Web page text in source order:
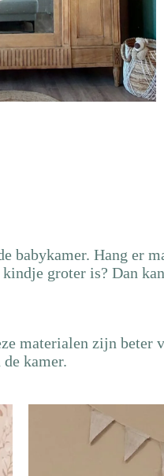
babykamer. Hang er
groter is? Dan
materialen zijn beter
kamer.